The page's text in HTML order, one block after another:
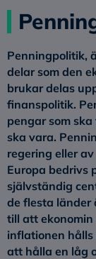
Penningpolitik,
delar som den
brukar delas
finanspolitik.
pengar som
ska vara.
regering eller
Europa bedrivs
självständig
de flesta länder
till att
inflationen hålls
att hålla en låg